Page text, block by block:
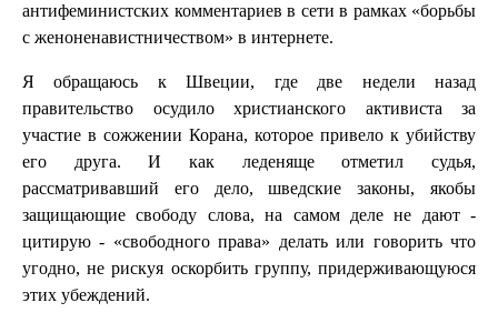
антифеминистских комментариев в сети в рамках «борьбы
с женоненавистничеством» в интернете.
Я обращаюсь к Швеции, где две недели назад
правительство осудило христианского активиста за
участие в сожжении Корана, которое привело к убийству
его друга. И как леденяще отметил судья,
рассматривавший его дело, шведские законы, якобы
защищающие свободу слова, на самом деле не дают -
цитирую - «свободного права» делать или говорить что
угодно, не рискуя оскорбить группу, придерживающуюся
этих убеждений.